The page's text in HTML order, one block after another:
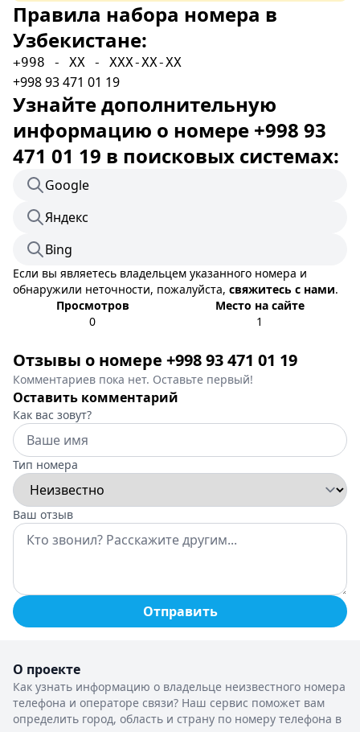
Правила набора номера в
Узбекистане:
+998 - XX - XXX-XX-XX
+998 93 471 01 19
Узнайте дополнительную
информацию о номере +998 93
471 01 19 в поисковых системах:
Google
Яндекс
Bing
Если вы являетесь владельцем указанного номера и
обнаружили неточности, пожалуйста, свяжитесь с нами.
Просмотров
0
Место на сайте
1
Отзывы о номере +998 93 471 01 19
Комментариев пока нет. Оставьте первый!
Оставить комментарий
Как вас зовут?
Тип номера
Ваш отзыв
Отправить
О проекте
Как узнать информацию о владельце неизвестного номера
телефона и операторе связи? Наш сервис поможет вам
определить город, область и страну по номеру телефона в